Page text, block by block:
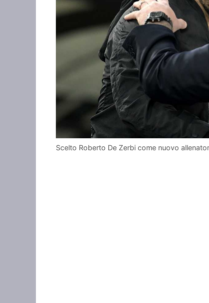
Scelto Roberto De Zerbi come nuovo